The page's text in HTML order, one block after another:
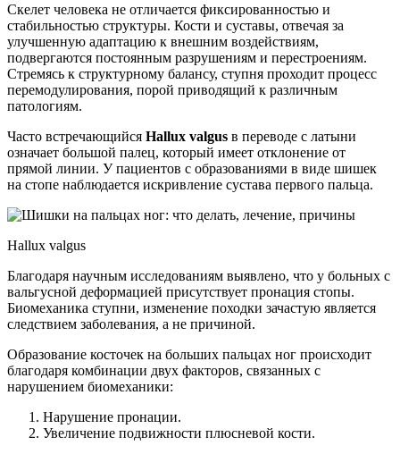
Скелет человека не отличается фиксированностью и
стабильностью структуры. Кости и суставы, отвечая за
улучшенную адаптацию к внешним воздействиям,
подвергаются постоянным разрушениям и перестроениям.
Стремясь к структурному балансу, ступня проходит процесс
перемодулирования, порой приводящий к различным
патологиям.
Часто встречающийся Hallux valgus в переводе с латыни
означает большой палец, который имеет отклонение от
прямой линии. У пациентов с образованиями в виде шишек
на стопе наблюдается искривление сустава первого пальца.
Hallux valgus
Благодаря научным исследованиям выявлено, что у больных с
вальгусной деформацией присутствует пронация стопы.
Биомеханика ступни, изменение походки зачастую является
следствием заболевания, а не причиной.
Образование косточек на больших пальцах ног происходит
благодаря комбинации двух факторов, связанных с
нарушением биомеханики:
Нарушение пронации.
Увеличение подвижности плюсневой кости.